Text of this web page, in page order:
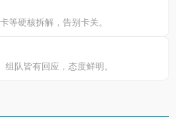
等硬核拆解，告别卡关。
队皆有回应，态度鲜明。